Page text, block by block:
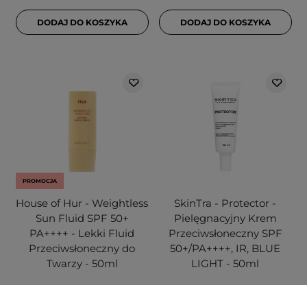
DODAJ DO KOSZYKA DODAJ DO KOSZYKA
PROMOCJA
House of Hur - Weightless
Sun Fluid SPF 50+
PA++++ - Lekki Fluid
Przeciwsłoneczny do
Twarzy - 50ml
SkinTra - Protector -
Pielęgnacyjny Krem
Przeciwsłoneczny SPF
50+/PA++++, IR, BLUE
LIGHT - 50ml